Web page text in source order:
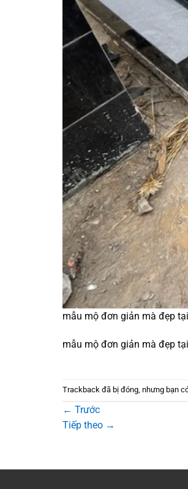
mẫu mộ đơn giản mà đẹp
mẫu mộ đơn giản mà đẹp
Trackback đã bị đóng, nhưng bạn
← Trước
Tiếp theo →